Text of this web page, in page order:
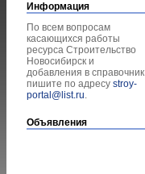
Информация
По всем вопросам
касающихся работы
ресурса Строительство
Новосибирск и
добавления в справочник
пишите по адресу stroy-
portal@list.ru.
Объявления